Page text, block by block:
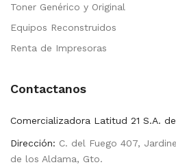
Toner Genérico y Original
Equipos Reconstruidos
Renta de Impresoras
Contactanos
Comercializadora Latitud 21 S.A. de
Dirección: C. del Fuego 407,
de los Aldama, Gto.